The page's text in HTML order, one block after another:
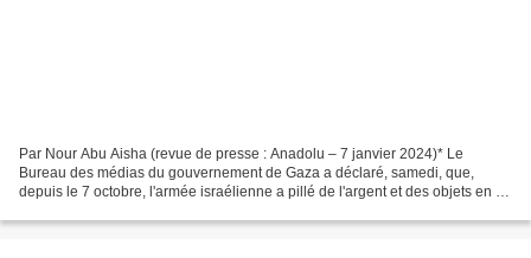
Par Nour Abu Aisha (revue de presse : Anadolu – 7 janvier 2024)* Le
Bureau des médias du gouvernement de Gaza a déclaré, samedi, que,
depuis le 7 octobre, l'armée israélienne a pillé de l'argent et des objets en or